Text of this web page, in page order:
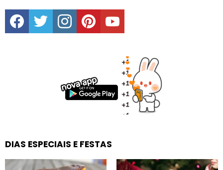
facebooktwitter instagrampinterestyoutube
DIAS ESPECIAIS E FESTAS